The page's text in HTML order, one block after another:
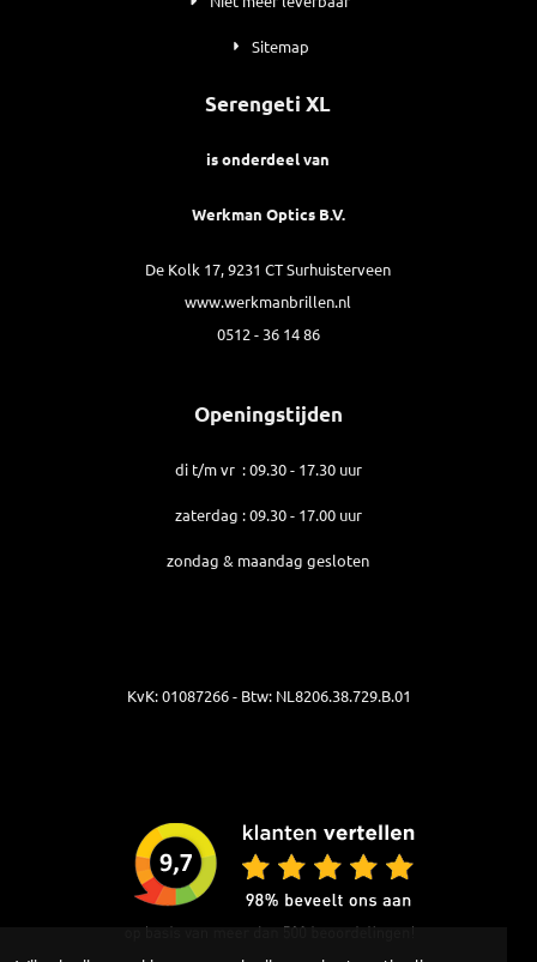
Sitemap
Serengeti XL
is onderdeel van
Werkman Optics B.V.
De Kolk 17, 9231 CT Surhuisterveen
www.werkmanbrillen.nl
0512 - 36 14 86
Openingstijden
di t/m vr : 09.30 - 17.30 uur
zaterdag : 09.30 - 17.00 uur
zondag & maandag gesloten
KvK: 01087266 - Btw: NL8206.38.729.B.01